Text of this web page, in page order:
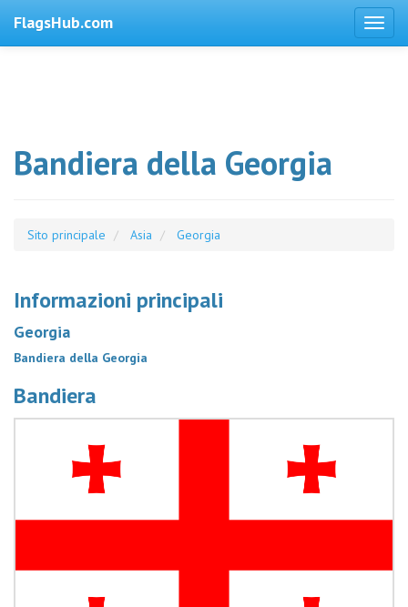
FlagsHub.com
Bandiera della Georgia
Sito principale Asia Georgia
Informazioni principali
Georgia
Bandiera della Georgia
Bandiera